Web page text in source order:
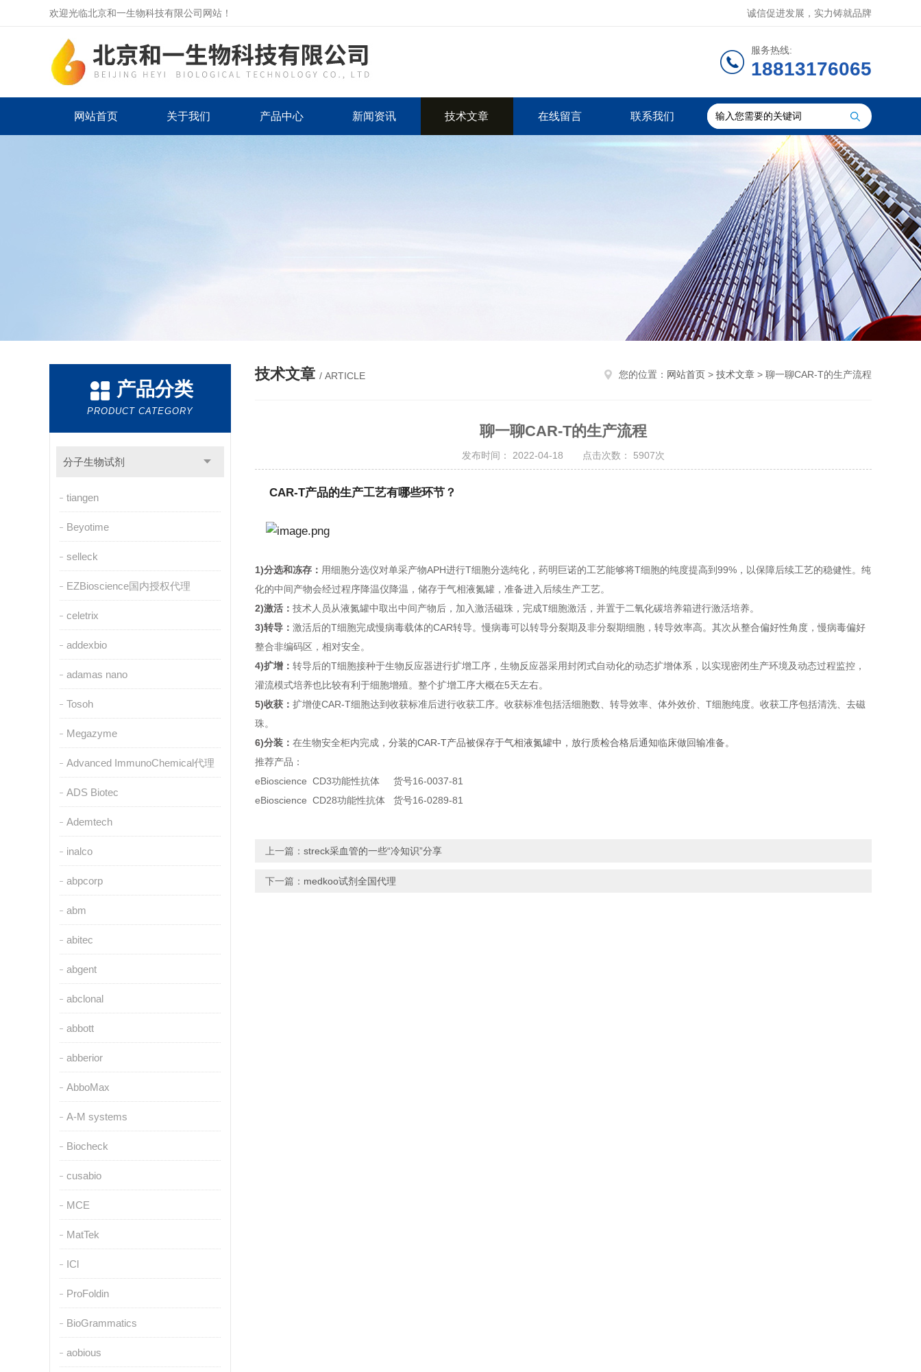
欢迎光临北京和一生物科技有限公司网站！ 诚信促进发展，实力铸就品牌
服务热线:
18813176065
网站首页 关于我们 产品中心 新闻资讯 技术文章 在线留言 联系我们
产品分类
PRODUCT CATEGORY
分子生物试剂
tiangen
Beyotime
selleck
EZBioscience国内授权代理
celetrix
addexbio
adamas nano
Tosoh
Megazyme
Advanced ImmunoChemical代理
ADS Biotec
Ademtech
inalco
abpcorp
abm
abitec
abgent
abclonal
abbott
abberior
AbboMax
A-M systems
Biocheck
cusabio
MCE
MatTek
ICl
ProFoldin
BioGrammatics
aobious
技术文章 / ARTICLE 您的位置： 网站首页 > 技术文章 > 聊一聊CAR-T的生产流程
聊一聊CAR-T的生产流程
发布时间： 2022-04-18 点击次数： 5907次
CAR-T产品的生产工艺有哪些环节？
1)分选和冻存： 用细胞分选仪对单采产物APH进行T细胞分选纯化，药明巨诺的工艺能够将T细胞的纯度提高到99%，以保障后续工艺的稳健性。纯
化的中间产物会经过程序降温仪降温，储存于气相液氮罐，准备进入后续生产工艺。
2)激活： 技术人员从液氮罐中取出中间产物后，加入激活磁珠，完成T细胞激活，并置于二氧化碳培养箱进行激活培养。
3)转导： 激活后的T细胞完成慢病毒载体的CAR转导。慢病毒可以转导分裂期及非分裂期细胞，转导效率高。其次从整合偏好性角度，慢病毒偏好
整合非编码区，相对安全。
4)扩增： 转导后的T细胞接种于生物反应器进行扩增工序，生物反应器采用封闭式自动化的动态扩增体系，以实现密闭生产环境及动态过程监控，
灌流模式培养也比较有利于细胞增殖。整个扩增工序大概在5天左右。
5)收获： 扩增使CAR-T细胞达到收获标准后进行收获工序。收获标准包括活细胞数、转导效率、体外效价、T细胞纯度。收获工序包括清洗、去磁
珠。
6)分装： 在生物安全柜内完成 ，分装的CAR-T产品被保存于气相液氮罐中，放行质检合格后通知临床做回输准备。
推荐产品：
eBioscience CD3功能性抗体 货号16-0037-81
eBioscience CD28功能性抗体 货号16-0289-81
上一篇： streck采血管的一些“冷知识”分享
下一篇： medkoo试剂全国代理